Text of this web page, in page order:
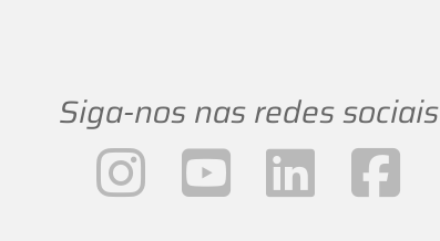
Siga-nos nas redes sociais